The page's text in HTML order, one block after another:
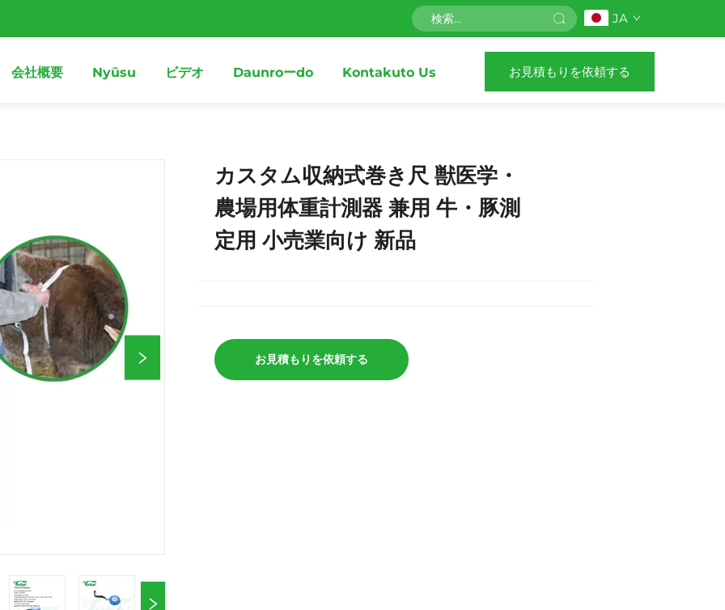
JA
会社概要 Nyūsu ビデオ Daunroーdo Kontakuto Us お見積もりを依頼する
カスタム収納式巻き尺 獣医学・
農場用体重計測器 兼用 牛・豚測
定用 小売業向け 新品
お見積もりを依頼する